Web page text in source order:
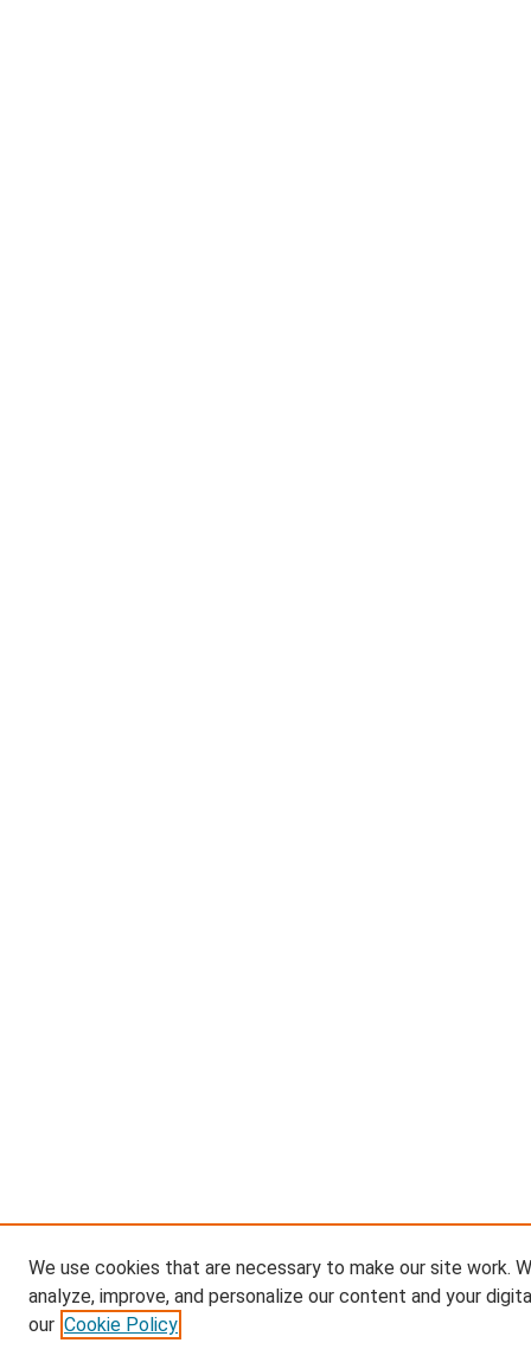
We use cookies that are necessary to make our site work.
analyze, improve, and personalize our content and your
our Cookie Policy